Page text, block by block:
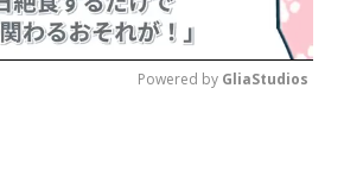
Powered by GliaStudios